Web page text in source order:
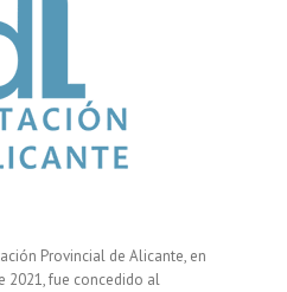
Provincial de Alicante, en
2021, fue concedido al